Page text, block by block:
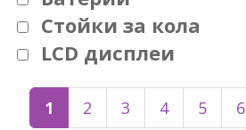
Стойки за кола
LCD дисплеи
1 2 3 4 5 6